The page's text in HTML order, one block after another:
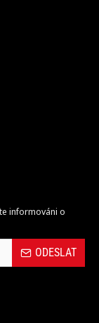
informováni o
ODESLAT